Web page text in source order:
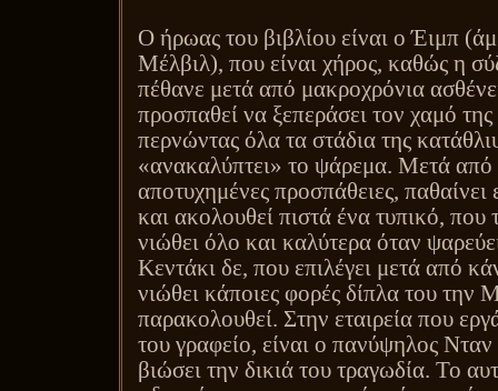
Ο ήρωας του βιβλίου είναι ο Έιμπ
Μέλβιλ), που είναι χήρος, καθώς η
πέθανε μετά από μακροχρόνια
προσπαθεί να ξεπεράσει τον χαμό της
περνώντας όλα τα στάδια της
«ανακαλύπτει» το ψάρεμα. Μετά από
αποτυχημένες προσπάθειες,
και ακολουθεί πιστά ένα τυπικό, που
νιώθει όλο και καλύτερα όταν
Κεντάκι δε, που επιλέγει μετά από
νιώθει κάποιες φορές δίπλα του την
παρακολουθεί. Στην εταιρεία που
του γραφείο, είναι ο πανύψηλος
βιώσει την δικιά του τραγωδία. Το